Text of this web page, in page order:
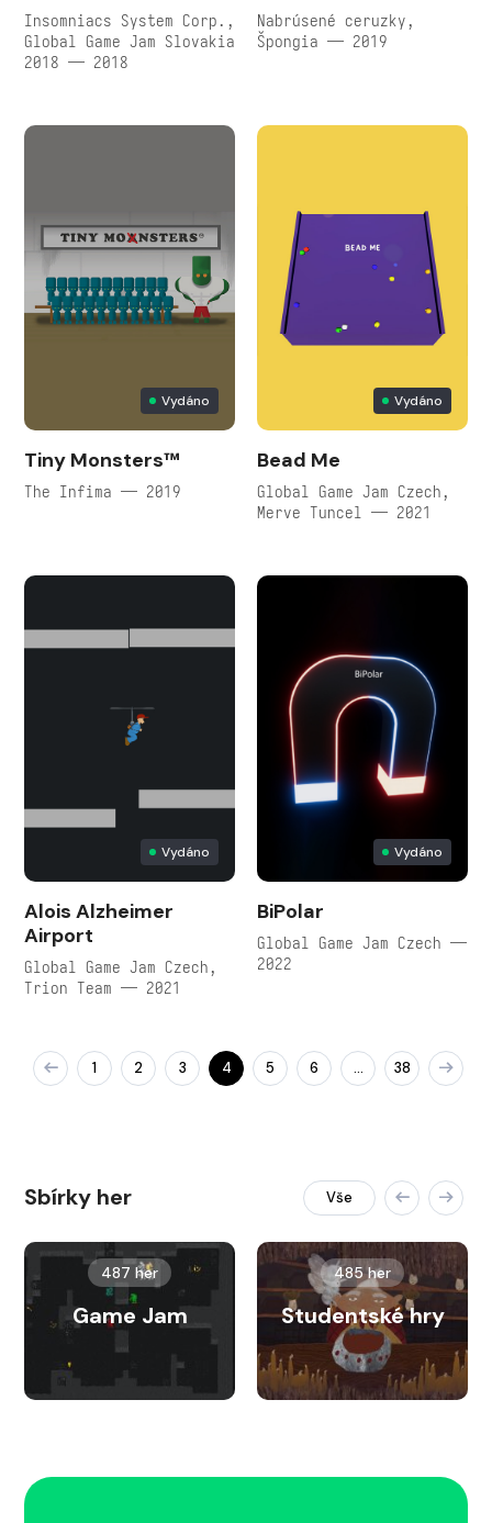
Insomniacs System Corp.,
Global Game Jam Slovakia
2018 — 2018
Nabrúsené ceruzky,
Špongia — 2019
Vydáno
Tiny Monsters™
The Infima — 2019
Vydáno
Bead Me
Global Game Jam Czech,
Merve Tuncel — 2021
Vydáno
Alois Alzheimer
Airport
Global Game Jam Czech,
Trion Team — 2021
Vydáno
BiPolar
Global Game Jam Czech —
2022
1 2 3 4 5 6 … 38
Sbírky her Vše
487 her
Game Jam
485 her
Studentské hry